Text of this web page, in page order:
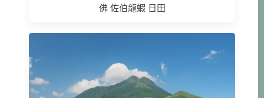
佛 佐伯龍蝦 日田